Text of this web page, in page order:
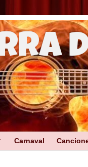
Carnaval